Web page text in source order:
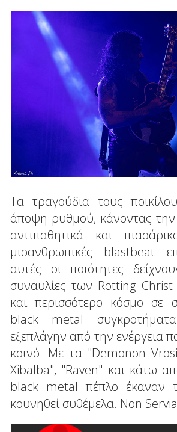
Τα τραγούδια τους
άποψη ρυθμού, κάνοντας
αντιπαθητικά και
μισανθρωπικές blastbeat
αυτές οι ποιότητες
συναυλίες των Rotting Christ
και περισσότερο κόσμο σε
black metal
εξεπλάγην από την ενέργεια
κοινό. Με τα "Demonon
Xibalba", "Raven" και κάτω
black metal πέπλο έκαναν
κουνηθεί συθέμελα. Non